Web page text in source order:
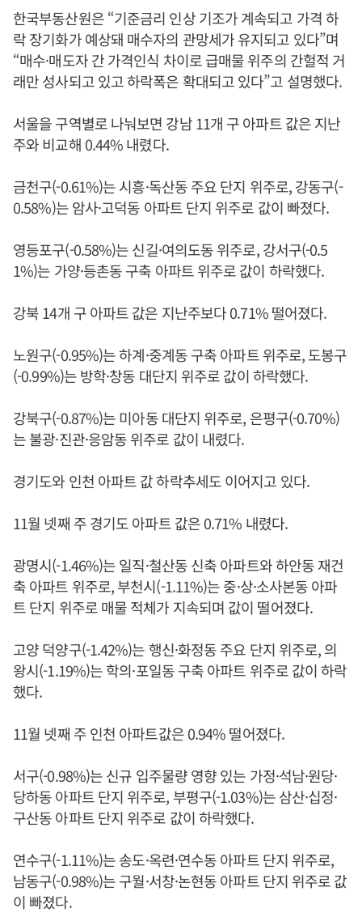
한국부동산원은 “기준금리 인상 기조가 계속되고 가격 하
락 장기화가 예상돼 매수자의 관망세가 유지되고 있다”며
“매수·매도자 간 가격인식 차이로 급매물 위주의 간헐적 거
래만 성사되고 있고 하락폭은 확대되고 있다”고 설명했다.
서울을 구역별로 나눠보면 강남 11개 구 아파트 값은 지난
주와 비교해 0.44% 내렸다.
금천구(-0.61%)는 시흥·독산동 주요 단지 위주로, 강동구(-
0.58%)는 암사·고덕동 아파트 단지 위주로 값이 빠졌다.
영등포구(-0.58%)는 신길·여의도동 위주로, 강서구(-0.5
1%)는 가양·등촌동 구축 아파트 위주로 값이 하락했다.
강북 14개 구 아파트 값은 지난주보다 0.71% 떨어졌다.
노원구(-0.95%)는 하계·중계동 구축 아파트 위주로, 도봉구
(-0.99%)는 방학·창동 대단지 위주로 값이 하락했다.
강북구(-0.87%)는 미아동 대단지 위주로, 은평구(-0.70%)
는 불광·진관·응암동 위주로 값이 내렸다.
경기도와 인천 아파트 값 하락추세도 이어지고 있다.
11월 넷째 주 경기도 아파트 값은 0.71% 내렸다.
광명시(-1.46%)는 일직·철산동 신축 아파트와 하안동 재건
축 아파트 위주로, 부천시(-1.11%)는 중·상·소사본동 아파
트 단지 위주로 매물 적체가 지속되며 값이 떨어졌다.
고양 덕양구(-1.42%)는 행신·화정동 주요 단지 위주로, 의
왕시(-1.19%)는 학의·포일동 구축 아파트 위주로 값이 하락
했다.
11월 넷째 주 인천 아파트값은 0.94% 떨어졌다.
서구(-0.98%)는 신규 입주물량 영향 있는 가정·석남·원당·
당하동 아파트 단지 위주로, 부평구(-1.03%)는 삼산·십정·
구산동 아파트 단지 위주로 값이 하락했다.
연수구(-1.11%)는 송도·옥련·연수동 아파트 단지 위주로,
남동구(-0.98%)는 구월·서창·논현동 아파트 단지 위주로 값
이 빠졌다.